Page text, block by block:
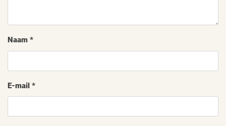
Naam *
E-mail *